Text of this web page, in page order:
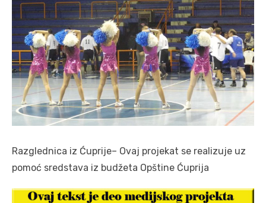
Razglednica iz Ćuprije– Ovaj projekat se realizuje uz
pomoć sredstava iz budžeta Opštine Ćuprija